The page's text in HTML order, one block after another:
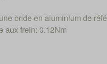
bride en aluminium de
aux frein: 0.12Nm